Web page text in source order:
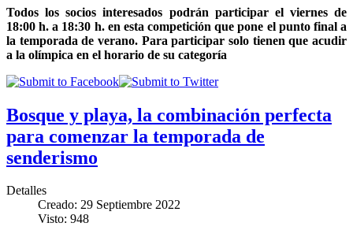
Todos los socios interesados podrán participar el viernes de
18:00 h. a 18:30 h. en esta competición que pone el punto final a
la temporada de verano. Para participar solo tienen que acudir
a la olímpica en el horario de su categoría
Bosque y playa, la combinación perfecta
para comenzar la temporada de
senderismo
Detalles
Creado: 29 Septiembre 2022
Visto: 948